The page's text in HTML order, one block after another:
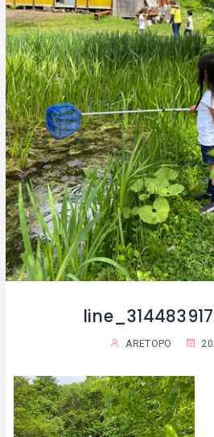
ARETOPO